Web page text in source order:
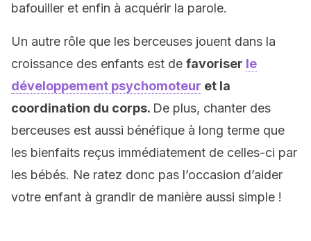
bafouiller et enfin à acquérir la parole.
Un autre rôle que les berceuses jouent dans la
croissance des enfants est de favoriser le
développement psychomoteur et la
coordination du corps. De plus, chanter des
berceuses est aussi bénéfique à long terme que
les bienfaits reçus immédiatement de celles-ci par
les bébés. Ne ratez donc pas l’occasion d’aider
votre enfant à grandir de manière aussi simple !